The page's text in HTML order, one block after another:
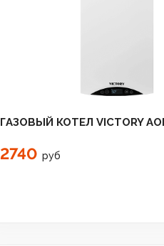
ГАЗОВЫЙ КОТЕЛ VICTORY
2740 руб